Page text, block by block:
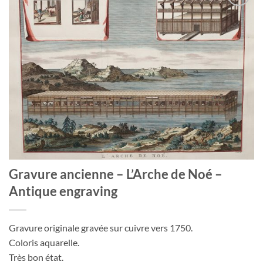
Ajouter
à la
wishlist
Gravure ancienne – L’Arche de Noé –
Antique engraving
Gravure originale gravée sur cuivre vers 1750.
Coloris aquarelle.
Très bon état.